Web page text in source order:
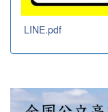
LINE.pdf